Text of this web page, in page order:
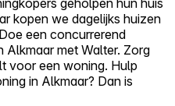
geholpen hun huis
kopen we dagelijks huizen
een concurrerend
Alkmaar met Walter. Zorg
voor een woning. Hulp
in Alkmaar? Dan is